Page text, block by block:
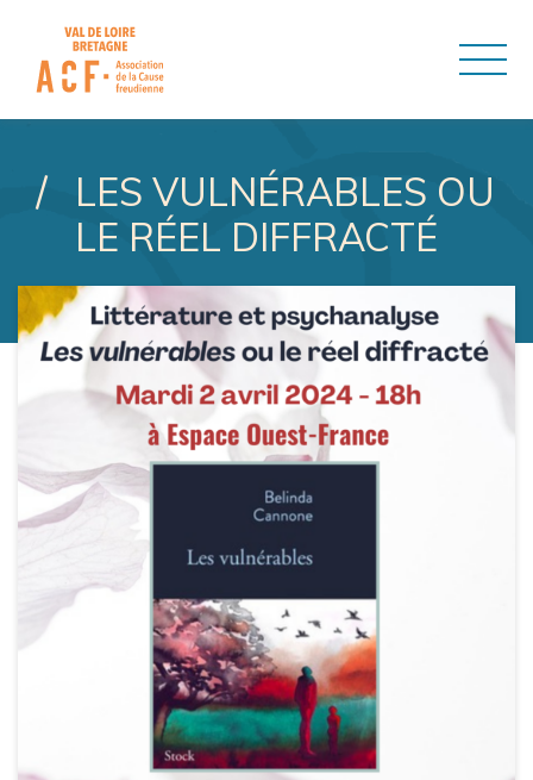
ASSOCIATION DE LA
LES VULNÉRABLES OU
LE RÉEL DIFFRACTÉ